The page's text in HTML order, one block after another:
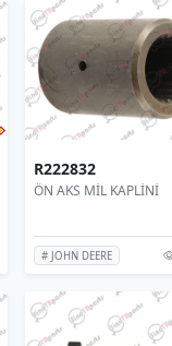
R222832
ÖN AKS MİL KAPLİNİ
# JOHN DEERE